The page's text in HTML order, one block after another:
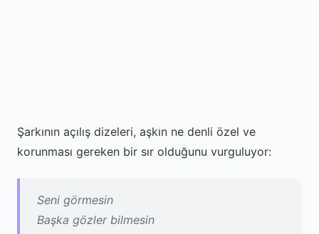
Şarkının açılış dizeleri, aşkın ne denli özel ve
korunması gereken bir sır olduğunu vurguluyor:
Seni görmesin
Başka gözler bilmesin